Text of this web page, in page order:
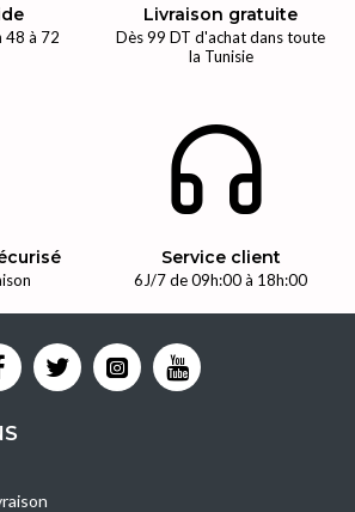
48 à 72
Livraison gratuite
Dès 99 DT d'achat dans toute
la Tunisie
Service client
6J/7 de 09h:00 à 18h:00